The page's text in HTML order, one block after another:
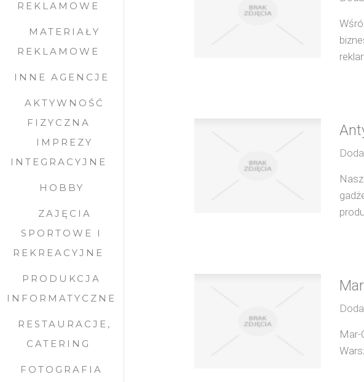
REKLAMOWE
MATERIAŁY
REKLAMOWE
INNE AGENCJE
AKTYWNOŚĆ
FIZYCZNA
IMPREZY
INTEGRACYJNE
HOBBY
ZAJĘCIA
SPORTOWE I
REKREACYJNE
PRODUKCJA
INFORMATYCZNE
RESTAURACJE,
CATERING
FOTOGRAFIA
Mar-